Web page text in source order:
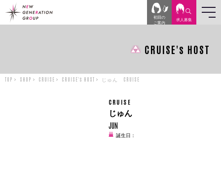
初回の
ご案内
求人 募集
CRUISE's HOST
TOP SHOP CRUISE CRUISE's HOST じゅん CRUISE
CRUISE
じゅん
JUN
誕生日：